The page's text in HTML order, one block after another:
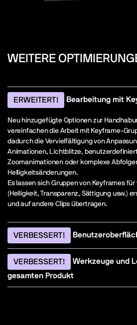
WEITERE
ERWEITERT! Bearbeitung mit
Neu hinzugefügte Optionen zur
vereinfachen die Arbeit mit Keyframe-
dadurch die Vervielfältigung von
Animationen, Lichtblitze,
Zoomanimationen oder komplexe
Helligkeitsänderungen.
Es lassen sich Gruppen von Keyframes
(Helligkeit, Transparenz, Sättigung usw.)
und auf andere Clips übertragen.
VERBESSERT!
VERBESSERT!
Werkzeuge und
gesamten Produkt